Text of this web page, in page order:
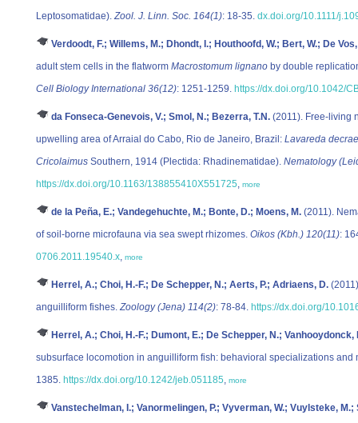
Leptosomatidae).Zool. J. Linn. Soc. 164(1): 18-35. dx.doi.org/10.1111/
Verdoodt, F.; Willems, M.; Dhondt, I.; Houthoofd, W.; Bert, W.; De Vos,
adult stem cells in the flatworm Macrostomum lignano by double
Cell Biology International 36(12): 1251-1259. https://dx.doi.org/10.1042/
da Fonseca-Genevois, V.; Smol, N.; Bezerra, T.N. (2011). Free-living
upwelling area of Arraial do Cabo, Rio de Janeiro, Brazil: Lavareda
Cricolaimus Southern, 1914 (Plectida: Rhadinematidae). Nematology
https://dx.doi.org/10.1163/138855410X551725, more
de la Peña, E.; Vandegehuchte, M.; Bonte, D.; Moens, M. (2011).
of soil-borne microfauna via sea swept rhizomes. Oikos (Kbh.) 120(11):
0706.2011.19540.x, more
Herrel, A.; Choi, H.-F.; De Schepper, N.; Aerts, P.; Adriaens, D.
anguilliform fishes.Zoology (Jena) 114(2): 78-84. https://dx.doi.org/
Herrel, A.; Choi, H.-F.; Dumont, E.; De Schepper, N.;
subsurface locomotion in anguilliform fish: behavioral specializations
1385. https://dx.doi.org/10.1242/jeb.051185, more
Vanstechelman, I.; Vanormelingen, P.; Vyverman, W.; Vuylsteke, M.;